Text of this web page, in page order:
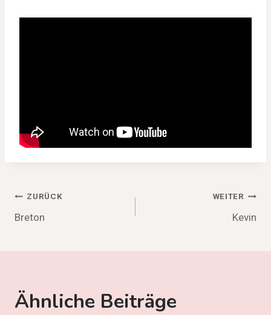
Beitragsnavigation
ZURÜCK
Breton
WEITER
Kevin
Ähnliche Beiträge